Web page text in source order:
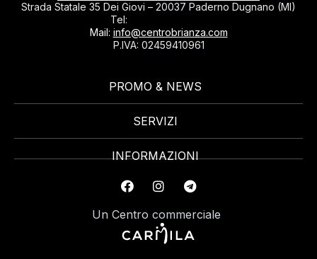
Strada Statale 35 Dei Giovi – 20037 Paderno Dugnano (MI)
Tel:
Mail: info@centrobrianza.com
P.IVA: 02459410961
PROMO & NEWS
SERVIZI
INFORMAZIONI
Un Centro commerciale